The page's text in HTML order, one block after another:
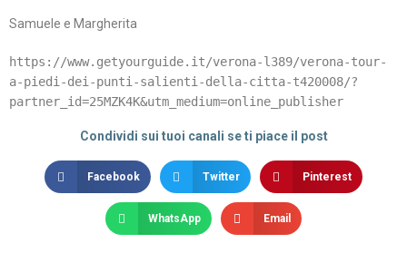
Samuele e Margherita
https://www.getyourguide.it/verona-l389/verona-tour-
a-piedi-dei-punti-salienti-della-citta-t420008/?
Condividi sui tuoi canali se ti piace il post
Facebook Twitter Pinterest
WhatsApp Email